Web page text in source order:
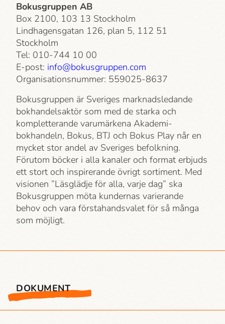
Bokusgruppen AB
Box 2100, 103 13 Stockholm
Lindhagensgatan 126, plan 5, 112 51
Stockholm
Tel: 010-744 10 00
E-post: info@bokusgruppen.com
Organisationsnummer: 559025-8637
Bokusgruppen är Sveriges marknadsledande
bokhandelsaktör som med de starka och
kompletterande varumärkena Akademi­
bokhandeln, Bokus, BTJ och Bokus Play når en
mycket stor andel av Sveriges befolkning.
Förutom böcker i alla kanaler och format erbjuds
ett stort och inspirerande övrigt sortiment. Med
visionen ”Läsglädje för alla, varje dag” ska
Bokusgruppen möta kundernas varierande
behov och vara förstahandsvalet för så många
som möjligt.
DOKUMENT